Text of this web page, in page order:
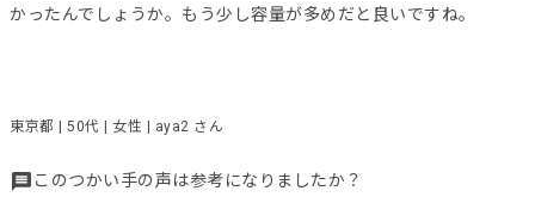
かったんでしょうか。もう少し容量が多めだと良いですね。
東京都 | 50代 | 女性 | aya2 さん
このつかい手の声は参考になりましたか？